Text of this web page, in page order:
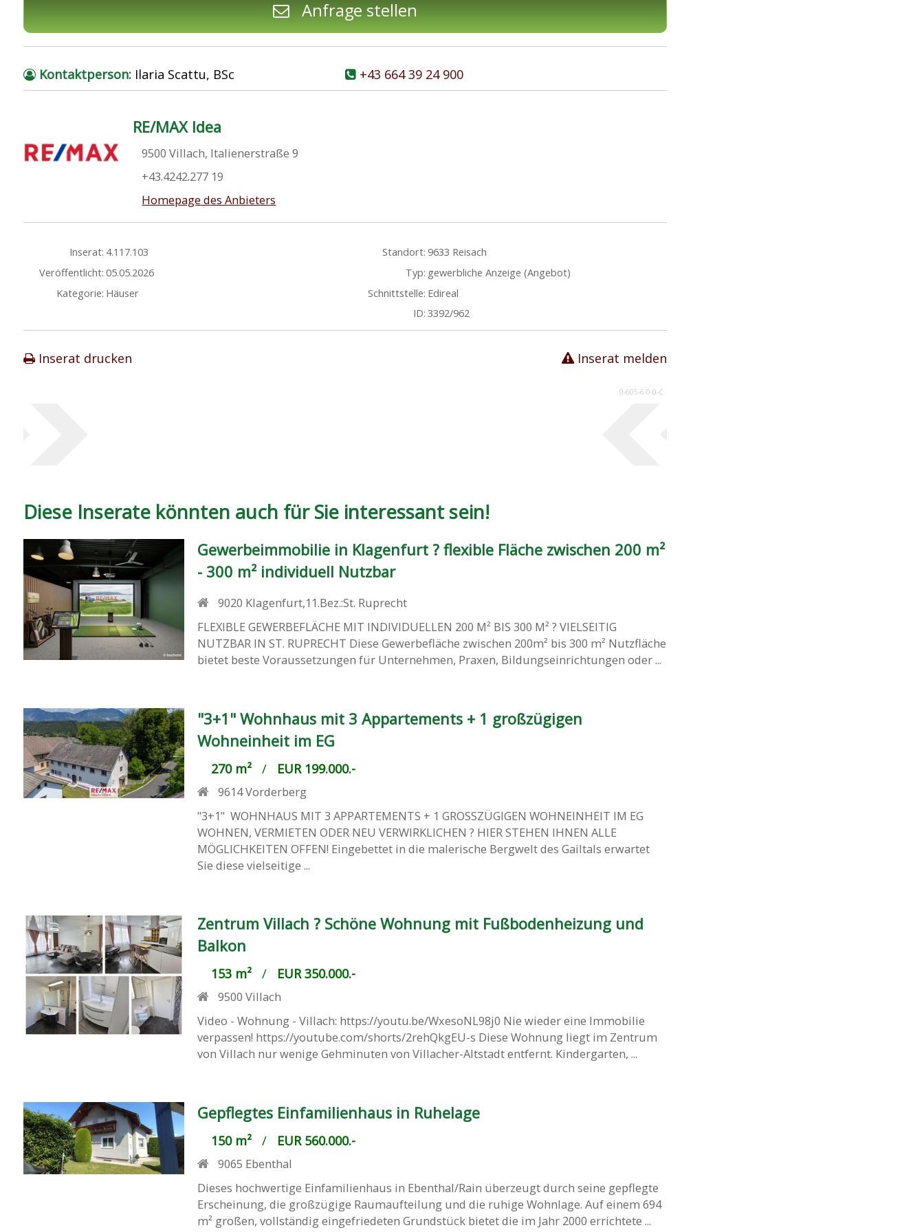
Anfrage stellen
Kontaktperson:Ilaria Scattu, BSc +43 664 39 24 900
RE/MAX Idea
9500 Villach, Italienerstraße 9
+43.4242.277 19
Homepage des Anbieters
Inserat: 4.117.103
Veröffentlicht: 05.05.2026
Kategorie: Häuser
Standort: 9633 Reisach
Typ: gewerbliche Anzeige (Angebot)
Schnittstelle: Edireal
ID: 3392/962
Inserat drucken Inserat melden
0-605-6-0-0-C
Diese Inserate könnten auch für Sie interessant sein!
Gewerbeimmobilie in Klagenfurt ? flexible Fläche zwischen 200 m²
- 300 m² individuell Nutzbar
9020 Klagenfurt,11.Bez.:St. Ruprecht
FLEXIBLE GEWERBEFLÄCHE MIT INDIVIDUELLEN 200 M² BIS 300 M² ? VIELSEITIG
NUTZBAR IN ST. RUPRECHT Diese Gewerbefläche zwischen 200m² bis 300 m² Nutzfläche
bietet beste Voraussetzungen für Unternehmen, Praxen, Bildungseinrichtungen oder ...
"3+1" Wohnhaus mit 3 Appartements + 1 großzügigen
Wohneinheit im EG
270 m²/ EUR 199.000.-
9614Vorderberg
"3+1" WOHNHAUS MIT 3 APPARTEMENTS + 1 GROSSZÜGIGEN WOHNEINHEIT IM EG
WOHNEN, VERMIETEN ODER NEU VERWIRKLICHEN ? HIER STEHEN IHNEN ALLE
MÖGLICHKEITEN OFFEN! Eingebettet in die malerische Bergwelt des Gailtals erwartet
Sie diese vielseitige ...
Zentrum Villach ? Schöne Wohnung mit Fußbodenheizung und
Balkon
153 m²/ EUR 350.000.-
9500 Villach
Video - Wohnung - Villach: https://youtu.be/WxesoNL98j0 Nie wieder eine Immobilie
verpassen! https://youtube.com/shorts/2rehQkgEU-s Diese Wohnung liegt im Zentrum
von Villach nur wenige Gehminuten von Villacher-Altstadt entfernt. Kindergarten, ...
Gepflegtes Einfamilienhaus in Ruhelage
150 m²/ EUR 560.000.-
9065 Ebenthal
Dieses hochwertige Einfamilienhaus in Ebenthal/Rain überzeugt durch seine gepflegte
Erscheinung, die großzügige Raumaufteilung und die ruhige Wohnlage. Auf einem 694
m² großen, vollständig eingefriedeten Grundstück bietet die im Jahr 2000 errichtete ...